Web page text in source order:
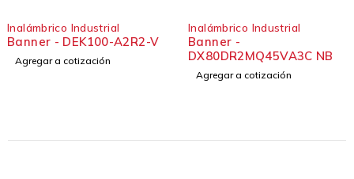
Inalámbrico Industrial
Banner - DEK100-A2R2-V
Agregar a cotización
Inalámbrico Industrial
Banner -
DX80DR2MQ45VA3C NB
Agregar a cotización